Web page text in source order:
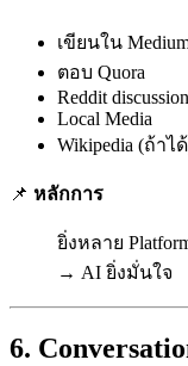
เขียนใน
ตอบ Quora
Reddit discussion
Local Media
Wikipedia (ถ้าไ
📌 หลักการ
ยิ่งหลาย
→ AI ยิ่งมั่นใจ
6.